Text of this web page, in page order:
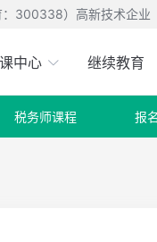
：300338）高新技术企业
中心 继续教育
税务师课程 报